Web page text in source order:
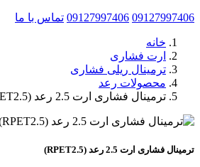
09127997406
09127997406 تماس با ما
خانه
ارت فشاری
ترمینال ریلی فشاری
محصولات رعد
ترمینال فشاری ارت 2.5 رعد (RPET2.5)
ترمینال فشاری ارت 2.5 رعد (RPET2.5)